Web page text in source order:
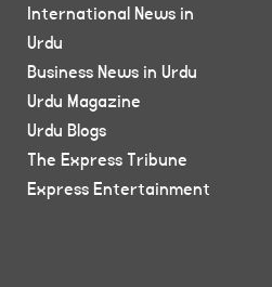
International News in
Urdu
Business News in Urdu
Urdu Magazine
Urdu Blogs
The Express Tribune
Express Entertainment